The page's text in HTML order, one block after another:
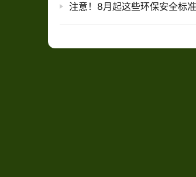
注意！8月起这些环保安全标